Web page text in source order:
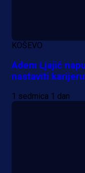
A Selekcija
Lukić
KOŠEVO
Adem Ljajić
nastaviti
1 sedmica 1 dan